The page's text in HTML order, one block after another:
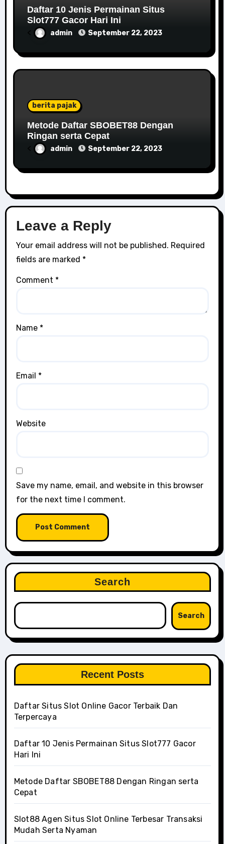
Daftar 10 Jenis Permainan Situs
Slot777 Gacor Hari Ini
< admin September 22, 2023
berita pajak
Metode Daftar SBOBET88 Dengan
Ringan serta Cepat
< admin September 22, 2023
Leave a Reply
Your email address will not be published. Required
fields are marked *
Comment *
Name *
Email *
Website
Save my name, email, and website in this browser
for the next time I comment.
Search
Search
Recent Posts
Daftar Situs Slot Online Gacor Terbaik Dan
Terpercaya
Daftar 10 Jenis Permainan Situs Slot777 Gacor
Hari Ini
Metode Daftar SBOBET88 Dengan Ringan serta
Cepat
Slot88 Agen Situs Slot Online Terbesar Transaksi
Mudah Serta Nyaman